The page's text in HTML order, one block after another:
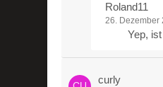
Roland11
26. Dezember
Yep,
curly